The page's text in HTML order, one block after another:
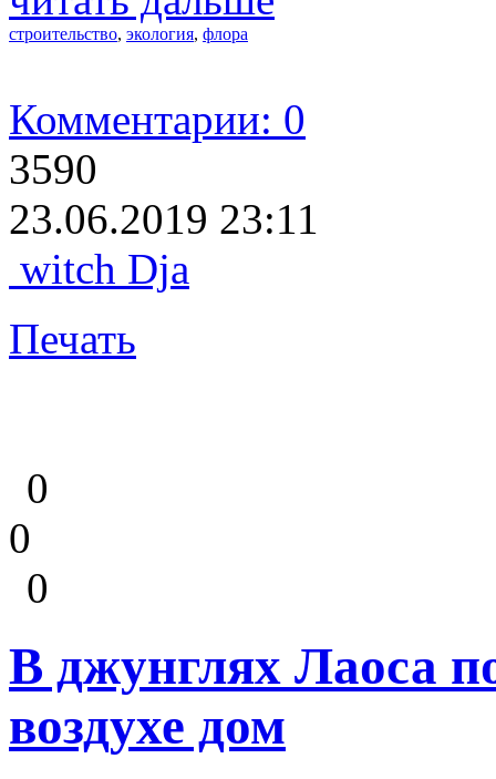
строительство, экология, флора
Комментарии: 0
3590
23.06.2019 23:11
witch Dja
Печать
0
0
0
В джунглях Лаоса
воздухе дом